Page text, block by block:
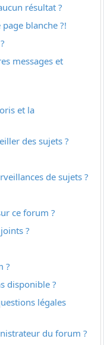
résultat ?
blanche ?!
messages et
et la
des sujets ?
de sujets ?
ce forum ?
?
?
disponible ?
légales
du forum ?